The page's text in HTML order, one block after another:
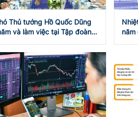
Thủ tướng Hồ Quốc Dũng
và làm việc tại Tập đoàn
năm